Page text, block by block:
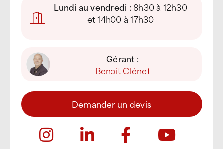
Lundi au vendredi :8h30 à 12h30
et 14h00 à 17h30
Gérant :
Benoit Clénet
Demander un devis